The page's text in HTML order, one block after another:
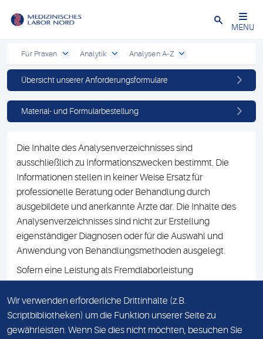
Schließen
MENU
Für Praxen Analytik Analysen A-Z
Übersicht unserer Anforderungsformulare
Material- und Formularbestellung
Die Inhalte des Analysenverzeichnisses sind
ausschließlich zu Informationszwecken bestimmt. Die
Informationen stellen in keiner Weise Ersatz für
professionelle Beratung oder Behandlung durch
ausgebildete und anerkannte Ärzte dar. Die Inhalte des
Analysenverzeichnisses sind nicht zur Erstellung
eigenständiger Diagnosen oder für die Auswahl und
Anwendung von Behandlungsmethoden ausgelegt.
Sofern eine Leistung als Fremdlaborleistung
Namen des Fremdlabors mit. Mit der Beauftragung der
Fremdlaborleistung erklären Sie sich mit dieser
Vereinbarung einverstanden.
Wir verwenden erforderliche Drittinhalte (z.B.
Scriptbibliotheken) um die Funktion unserer Seite zu
gewährleisten. Wenn Sie dies nicht möchten, besuchen Sie